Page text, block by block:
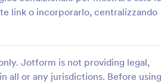
link o incorporarlo, centralizzando
Jotform is not providing legal,
all or any jurisdictions. Before using